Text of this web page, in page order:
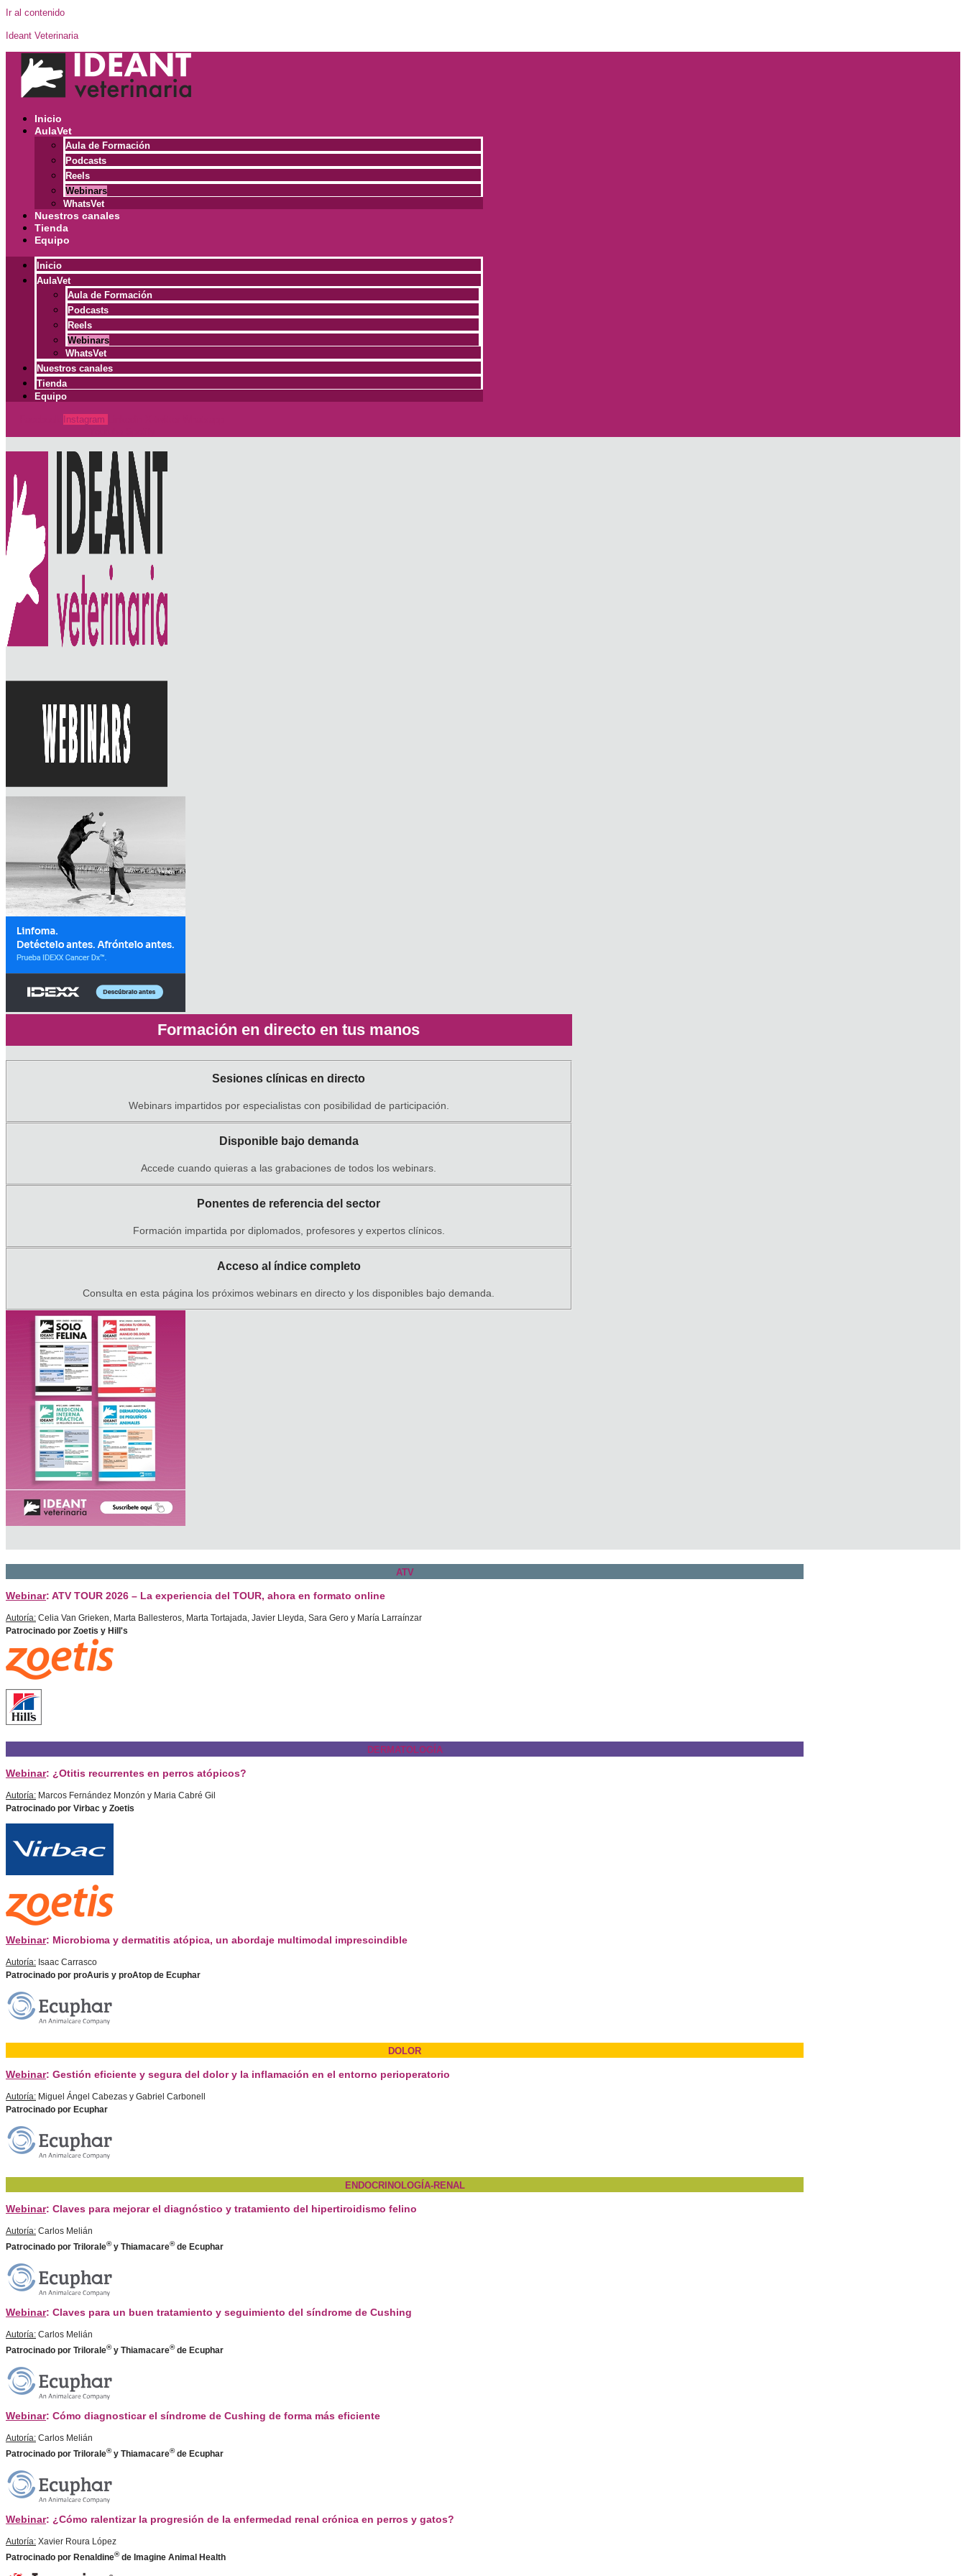
Ir al contenido
Ideant Veterinaria
Inicio
AulaVet
Aula de Formación
Podcasts
Reels
Webinars
WhatsVet
Nuestros canales
Tienda
Equipo
Inicio
AulaVet
Aula de Formación
Podcasts
Reels
Webinars
WhatsVet
Nuestros canales
Tienda
Equipo
Instagram
Formación en directo en tus manos
Sesiones clínicas en directo
Webinars impartidos por especialistas con posibilidad de participación.
Disponible bajo demanda
Accede cuando quieras a las grabaciones de todos los webinars.
Ponentes de referencia del sector
Formación impartida por diplomados, profesores y expertos clínicos.
Acceso al índice completo
Consulta en esta página los próximos webinars en directo y los disponibles bajo demanda.
ATV
Webinar: ATV TOUR 2026 – La experiencia del TOUR, ahora en formato online
Autoría: Celia Van Grieken, Marta Ballesteros, Marta Tortajada, Javier Lleyda, Sara Gero y María Larraínzar
Patrocinado por Zoetis y Hill's
DERMATOLOGÍA
Webinar: ¿Otitis recurrentes en perros atópicos?
Autoría: Marcos Fernández Monzón y Maria Cabré Gil
Patrocinado por Virbac y Zoetis
Webinar: Microbioma y dermatitis atópica, un abordaje multimodal imprescindible
Autoría: Isaac Carrasco
Patrocinado por proAuris y proAtop de Ecuphar
DOLOR
Webinar: Gestión eficiente y segura del dolor y la inflamación en el entorno perioperatorio
Autoría: Miguel Ángel Cabezas y Gabriel Carbonell
Patrocinado por Ecuphar
ENDOCRINOLOGÍA-RENAL
Webinar: Claves para mejorar el diagnóstico y tratamiento del hipertiroidismo felino
Autoría: Carlos Melián
Patrocinado por Trilorale®y Thiamacare®de Ecuphar
Webinar: Claves para un buen tratamiento y seguimiento del síndrome de Cushing
Autoría: Carlos Melián
Patrocinado por Trilorale®y Thiamacare®de Ecuphar
Webinar: Cómo diagnosticar el síndrome de Cushing de forma más eficiente
Autoría: Carlos Melián
Patrocinado por Trilorale®y Thiamacare®de Ecuphar
Webinar: ¿Cómo ralentizar la progresión de la enfermedad renal crónica en perros y gatos?
Autoría: Xavier Roura López
Patrocinado por Renaldine®de Imagine Animal Health